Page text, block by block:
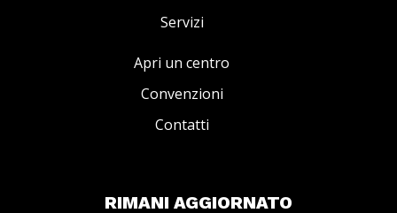
Servizi
Apri un centro
Convenzioni
Contatti
RIMANI AGGIORNATO